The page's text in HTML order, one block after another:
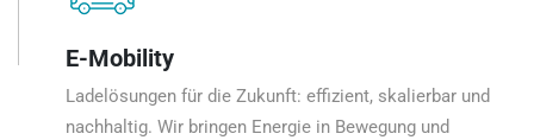
E-Mobility
Ladelösungen für die Zukunft: effizient, skalierbar und
nachhaltig. Wir bringen Energie in Bewegung und